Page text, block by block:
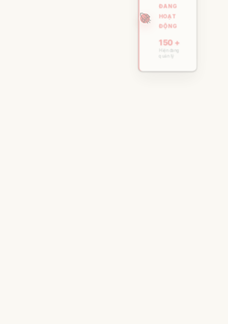
🚀
ĐANG
HOẠT
ĐỘNG
150 +
Hiện đang
quản lý